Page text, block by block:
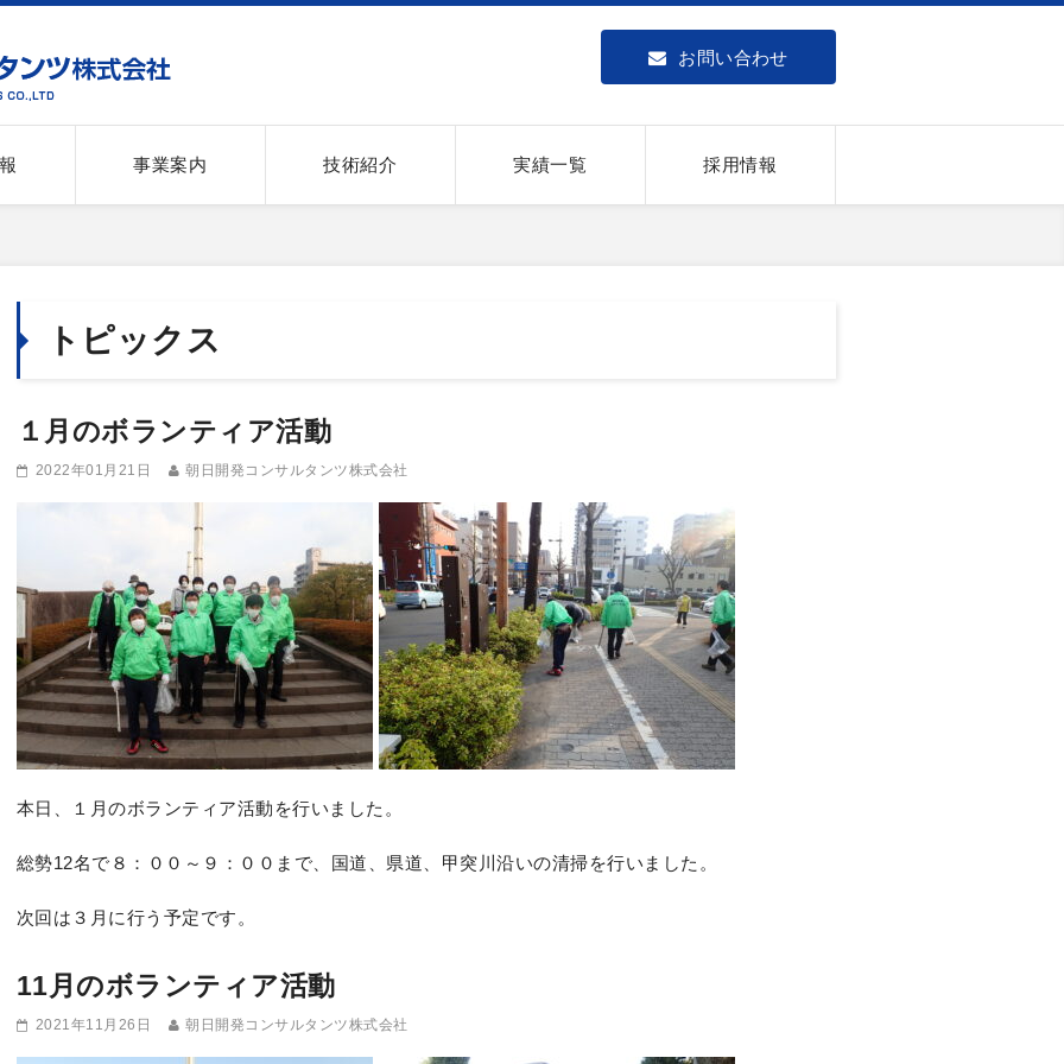
お問い合わせ
事業案内 技術紹介 実績一覧 採用情報
トピックス
１月のボランティア活動
2022年01月21日 朝日開発コンサルタンツ株式会社
本日、１月のボランティア活動を行いました。
総勢12名で８：００～９：００まで、国道、県道、甲突川沿いの清掃を行いました。
次回は３月に行う予定です。
11月のボランティア活動
2021年11月26日 朝日開発コンサルタンツ株式会社